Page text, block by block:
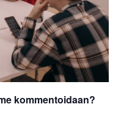
kommentoidaan?